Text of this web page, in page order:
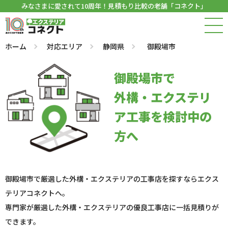
みなさまに愛されて10周年！見積もり比較の老舗「コネクト」
ホーム 対応エリア 静岡県 御殿場市
御殿場市で
外構・エクステリ
ア工事を検討中の
方へ
御殿場市で厳選した外構・エクステリアの工事店を探すならエクス
テリアコネクトへ。
専門家が厳選した外構・エクステリアの優良工事店に一括見積りが
できます。